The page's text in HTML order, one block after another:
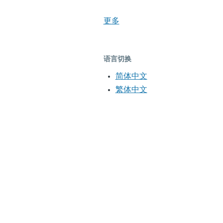
更多
语言切换
简体中文
繁体中文